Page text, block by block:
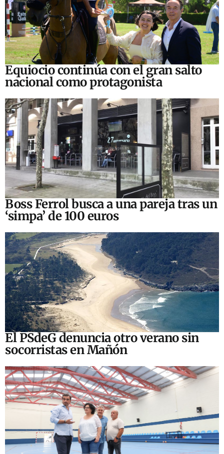
Equiocio continúa con el gran salto
nacional como protagonista
Boss Ferrol busca a una pareja tras un
‘simpa’ de 100 euros
El PSdeG denuncia otro verano sin
socorristas en Mañón